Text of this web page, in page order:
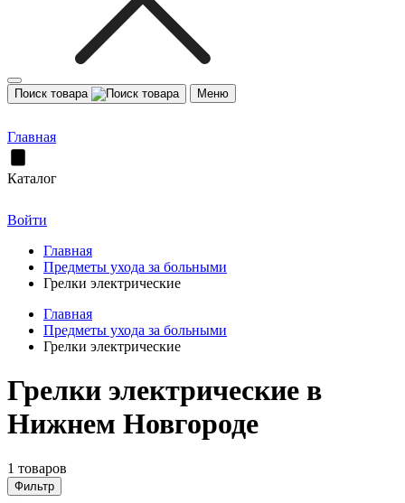
Поиск товара Меню
Главная
Каталог
Войти
Главная
Предметы ухода за больными
Грелки электрические
Главная
Предметы ухода за больными
Грелки электрические
Грелки электрические в
Нижнем Новгороде
1 товаров
Фильтр